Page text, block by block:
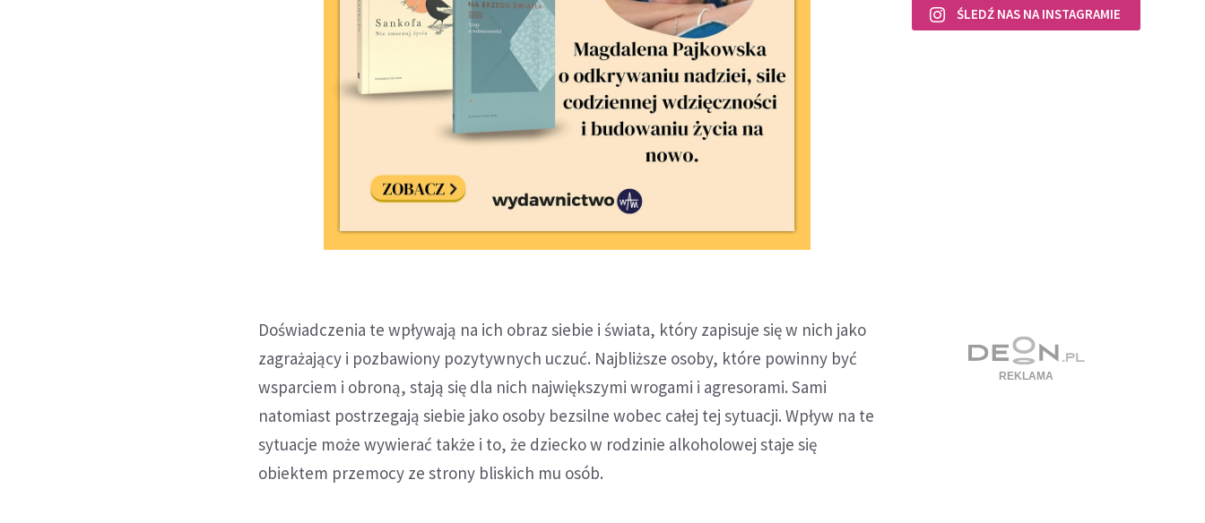
Doświadczenia te wpływają na ich obraz siebie i świata, który zapisuje się w nich jako
zagrażający i pozbawiony pozytywnych uczuć. Najbliższe osoby, które powinny być
wsparciem i obroną, stają się dla nich największymi wrogami i agresorami. Sami
natomiast postrzegają siebie jako osoby bezsilne wobec całej tej sytuacji. Wpływ na te
sytuacje może wywierać także i to, że dziecko w rodzinie alkoholowej staje się
obiektem przemocy ze strony bliskich mu osób.
ŚLEDŹ NAS NA INSTAGRAMIE